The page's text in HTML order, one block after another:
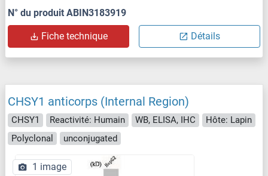
N° du produit ABIN3183919
Fiche technique Détails
CHSY1 anticorps (Internal Region)
CHSY1 Reactivité: Humain WB, ELISA, IHC
Hôte: Lapin
Polyclonal
unconjugated
1 image